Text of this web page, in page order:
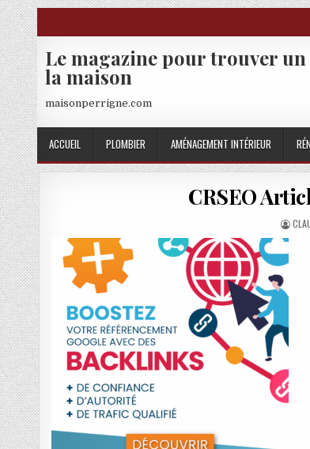
Skip to content
Le magazine pour trouver
la maison
maisonperrigne.com
ACCUEIL PLOMBIER AMÉNAGEMENT INTÉRIEUR
CRSEO